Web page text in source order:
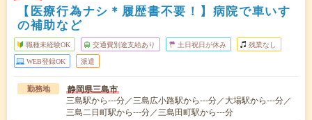
【医療行為ナシ＊履歴書不要！】病院で車いす
の補助など
職種未経験OK 交通費別途支給あり 土日祝日が休み 残業なし
WEB登録OK 派遣
勤務地 静岡県三島市
三島駅から---分／三島広小路駅から---分／大場駅から---分／
三島二日町駅から---分／三島田町駅から---分